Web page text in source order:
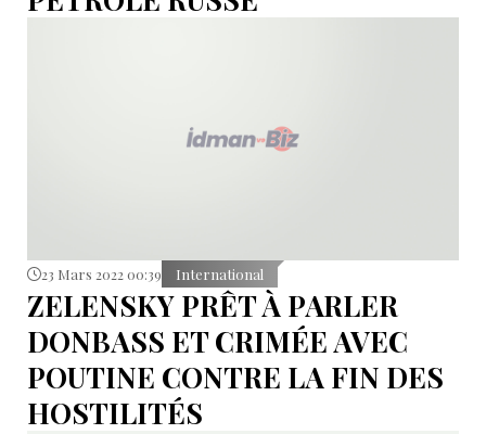
23 Mars 2022 00:39 International
ZELENSKY PRÊT À PARLER
DONBASS ET CRIMÉE AVEC
POUTINE CONTRE LA FIN DES
HOSTILITÉS